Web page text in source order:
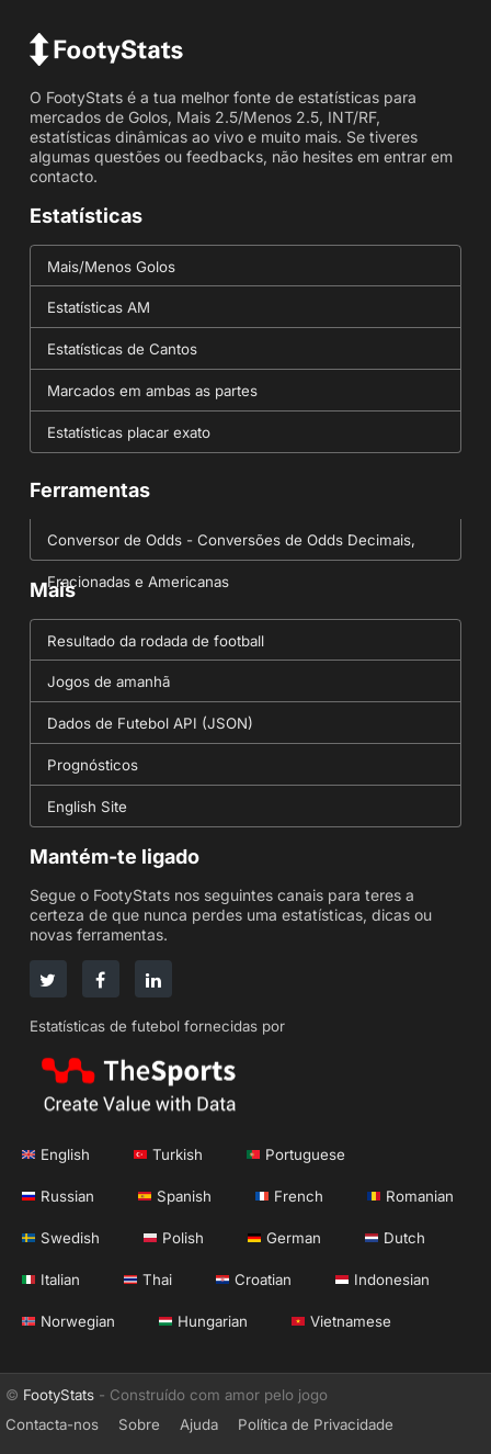
O FootyStats é a tua melhor fonte de estatísticas para
mercados de Golos, Mais 2.5/Menos 2.5, INT/RF,
estatísticas dinâmicas ao vivo e muito mais. Se tiveres
algumas questões ou feedbacks, não hesites em entrar em
contacto.
Estatísticas
Mais/Menos Golos
Estatísticas AM
Estatísticas de Cantos
Marcados em ambas as partes
Estatísticas placar exato
Ferramentas
Conversor de Odds - Conversões de Odds Decimais,
Fracionadas e Americanas
Mais
Resultado da rodada de football
Jogos de amanhã
Dados de Futebol API (JSON)
Prognósticos
English Site
Mantém-te ligado
Segue o FootyStats nos seguintes canais para teres a
certeza de que nunca perdes uma estatísticas, dicas ou
novas ferramentas.
Estatísticas de futebol fornecidas por
English Turkish Portuguese
Russian Spanish French Romanian
Swedish Polish German Dutch
Italian Thai Croatian Indonesian
Norwegian Hungarian Vietnamese
© FootyStats - Construído com amor pelo jogo
Contacta-nos
Sobre Ajuda Política de Privacidade